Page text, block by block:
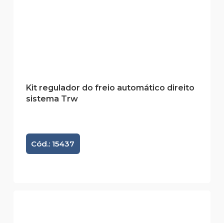
Kit regulador do freio automático direito
sistema Trw
Cód.: 15437